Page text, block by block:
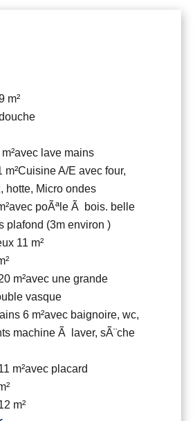
m²
avec lave mains
m²Cuisine A/E avec four,
hotte, Micro ondes
avec poÃªle Ã bois. belle
plafond (3m environ )
11 m²
m²avec une grande
vasque
6 m²avec baignoire, wc,
machine Ã laver, sÃ¨che
m²avec placard
m²